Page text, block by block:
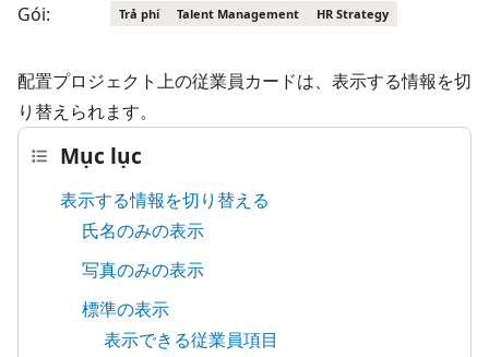
Gói: Trả phí Talent Management HR Strategy
配置プロジェクト上の従業員カードは、表示する情報を切
り替えられます。
Mục lục
表示する情報を切り替える
氏名のみの表示
写真のみの表示
標準の表示
表示できる従業員項目